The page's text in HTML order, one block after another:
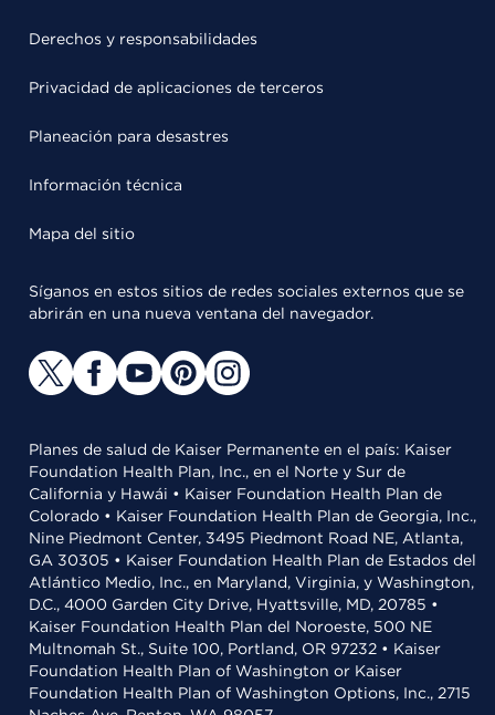
Derechos y responsabilidades
Privacidad de aplicaciones de terceros
Planeación para desastres
Información técnica
Mapa del sitio
Síganos en estos sitios de redes sociales externos que se
abrirán en una nueva ventana del navegador.
Planes de salud de Kaiser Permanente en el país: Kaiser
Foundation Health Plan, Inc., en el Norte y Sur de
California y Hawái • Kaiser Foundation Health Plan de
Colorado • Kaiser Foundation Health Plan de Georgia, Inc.,
Nine Piedmont Center, 3495 Piedmont Road NE, Atlanta,
GA 30305 • Kaiser Foundation Health Plan de Estados del
Atlántico Medio, Inc., en Maryland, Virginia, y Washington,
D.C., 4000 Garden City Drive, Hyattsville, MD, 20785 •
Kaiser Foundation Health Plan del Noroeste, 500 NE
Multnomah St., Suite 100, Portland, OR 97232 • Kaiser
Foundation Health Plan of Washington or Kaiser
Foundation Health Plan of Washington Options, Inc., 2715